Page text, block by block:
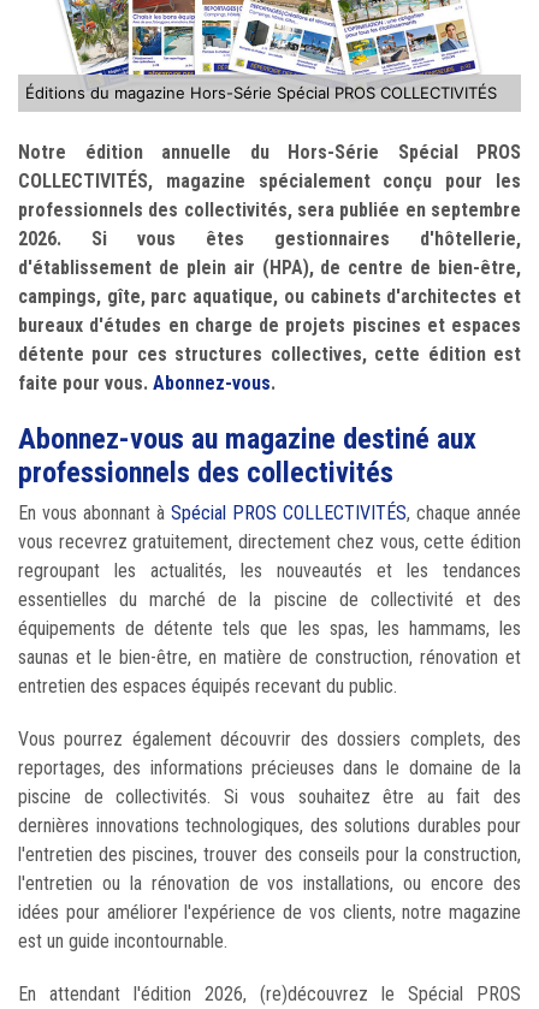
Éditions du magazine Hors-Série Spécial PROS COLLECTIVITÉS
Notre édition annuelle du Hors-Série Spécial PROS
COLLECTIVITÉS, magazine spécialement conçu pour les
professionnels des collectivités, sera publiée en septembre
2026. Si vous êtes gestionnaires d'hôtellerie,
d'établissement de plein air (HPA), de centre de bien-être,
campings, gîte, parc aquatique, ou cabinets d'architectes et
bureaux d'études en charge de projets piscines et espaces
détente pour ces structures collectives, cette édition est
faite pour vous. Abonnez-vous.
Abonnez-vous au magazine destiné aux
professionnels des collectivités
En vous abonnant à Spécial PROS COLLECTIVITÉS, chaque année
vous recevrez gratuitement, directement chez vous, cette édition
regroupant les actualités, les nouveautés et les tendances
essentielles du marché de la piscine de collectivité et des
équipements de détente tels que les spas, les hammams, les
saunas et le bien-être, en matière de construction, rénovation et
entretien des espaces équipés recevant du public.
Vous pourrez également découvrir des dossiers complets, des
reportages, des informations précieuses dans le domaine de la
piscine de collectivités. Si vous souhaitez être au fait des
dernières innovations technologiques, des solutions durables pour
l'entretien des piscines, trouver des conseils pour la construction,
l'entretien ou la rénovation de vos installations, ou encore des
idées pour améliorer l'expérience de vos clients, notre magazine
est un guide incontournable.
En attendant l'édition 2026, (re)découvrez le Spécial PROS